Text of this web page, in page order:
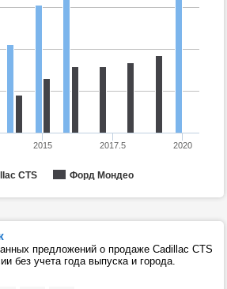
CTS Форд Мондео
2015 2017.5 2020
предложений о продаже Cadillac CTS
без учета года выпуска и города.